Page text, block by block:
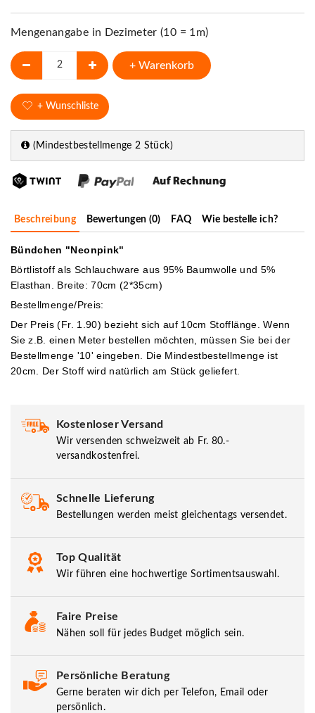
Mengenangabe in Dezimeter (10 = 1m)
+ Warenkorb
+ Wunschliste
(Mindestbestellmenge 2 Stück)
Beschreibung Bewertungen (0) FAQ Wie bestelle ich?
Bündchen "Neonpink"
Börtlistoff als Schlauchware aus 95% Baumwolle und 5%
Elasthan. Breite: 70cm (2*35cm)
Bestellmenge/Preis:
Der Preis (Fr. 1.90) bezieht sich auf 10cm Stofflänge. Wenn
Sie z.B. einen Meter bestellen möchten, müssen Sie bei der
Bestellmenge '10' eingeben. Die Mindestbestellmenge ist
20cm. Der Stoff wird natürlich am Stück geliefert.
Kostenloser Versand
Wir versenden schweizweit ab Fr. 80.-
versandkostenfrei.
Schnelle Lieferung
Bestellungen werden meist gleichentags versendet.
Top Qualität
Wir führen eine hochwertige Sortimentsauswahl.
Faire Preise
Nähen soll für jedes Budget möglich sein.
Persönliche Beratung
Gerne beraten wir dich per Telefon, Email oder
persönlich.